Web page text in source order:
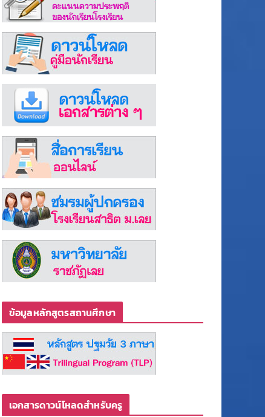
ข้อมูลหลักสูตรสถานศึกษา
เอกสารดาวน์โหลดสำหรับครู